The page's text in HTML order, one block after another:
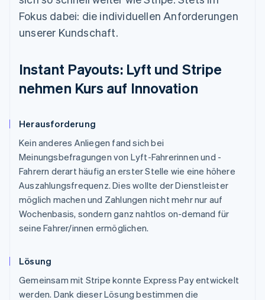
Fokus dabei: die individuellen Anforderungen
unserer Kundschaft.
Instant Payouts: Lyft und Stripe
nehmen Kurs auf Innovation
Herausforderung
Kein anderes Anliegen fand sich bei
Meinungsbefragungen von Lyft-Fahrerinnen und -
Fahrern derart häufig an erster Stelle wie eine höhere
Auszahlungsfrequenz. Dies wollte der Dienstleister
möglich machen und Zahlungen nicht mehr nur auf
Wochenbasis, sondern ganz nahtlos on-demand für
seine Fahrer/innen ermöglichen.
Lösung
Gemeinsam mit Stripe konnte Express Pay entwickelt
werden. Dank dieser Lösung bestimmen die